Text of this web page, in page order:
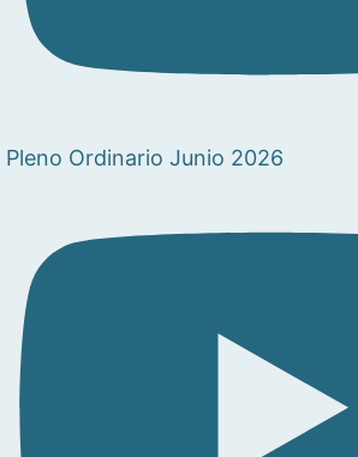
Pleno Ordinario Junio 2026